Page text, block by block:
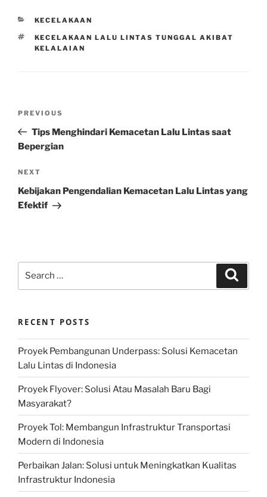
CATEGORIES
KECELAKAAN
TAGS
KECELAKAAN LALU LINTAS TUNGGAL AKIBAT
KELALAIAN
Previous
Post
PREVIOUS
Tips Menghindari Kemacetan Lalu Lintas saat
Bepergian
Next
Post
NEXT
Kebijakan Pengendalian Kemacetan Lalu Lintas yang
Efektif
RECENT POSTS
Proyek Pembangunan Underpass: Solusi Kemacetan
Lalu Lintas di Indonesia
Proyek Flyover: Solusi Atau Masalah Baru Bagi
Masyarakat?
Proyek Tol: Membangun Infrastruktur Transportasi
Modern di Indonesia
Perbaikan Jalan: Solusi untuk Meningkatkan Kualitas
Infrastruktur Indonesia